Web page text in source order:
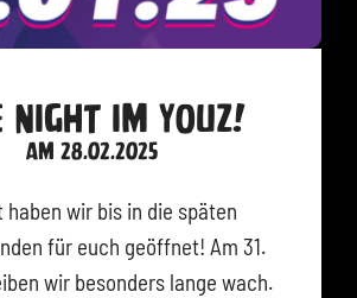
Night im YouZ!
am 28.02.2025
haben wir bis in die späten
für euch geöffnet! Am 31.
wir besonders lange wach.